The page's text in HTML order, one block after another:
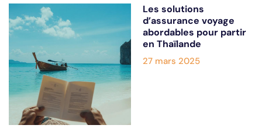
Les solutions
d’assurance voyage
abordables pour partir
en Thaïlande
27 mars 2025